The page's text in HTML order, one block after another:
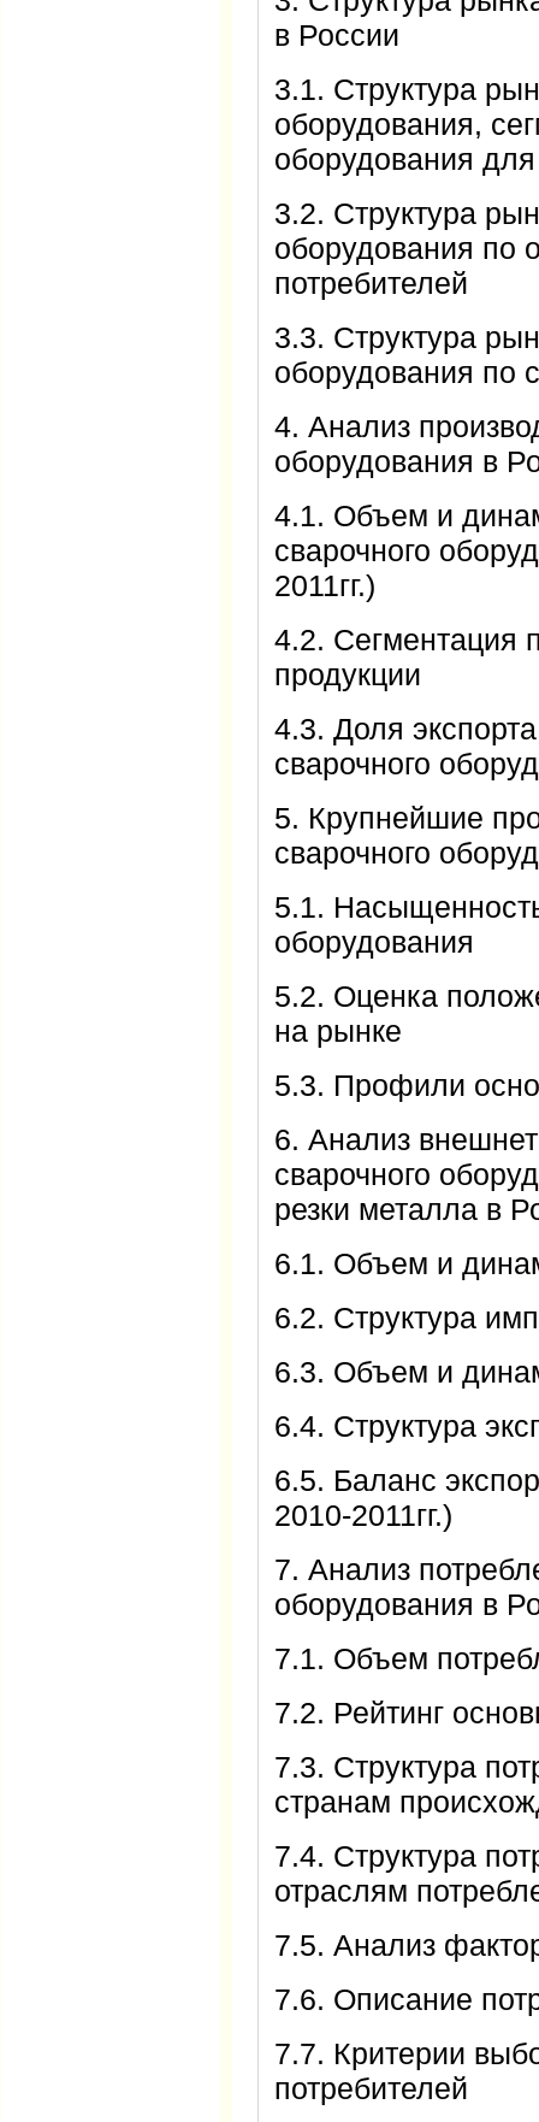
в России
3.1. Структура
оборудования,
оборудования
3.2. Структура
оборудования по
потребителей
3.3. Структура
оборудования по
4. Анализ
оборудования в
4.1. Объем и
сварочного
2011гг.)
4.2. Сегментация
продукции
4.3. Доля
сварочного
5. Крупнейшие
сварочного
5.1.
оборудования
5.2. Оценка
на рынке
5.3. Профили
6. Анализ
сварочного
резки металла в
6.1. Объем и
6.2. Структура
6.3. Объем и
6.4. Структура
6.5. Баланс
2010-2011гг.)
7. Анализ
оборудования в
7.1. Объем
7.2. Рейтинг
7.3. Структура
странам
7.4. Структура
отраслям
7.5. Анализ
7.6. Описание
7.7. Критерии
потребителей